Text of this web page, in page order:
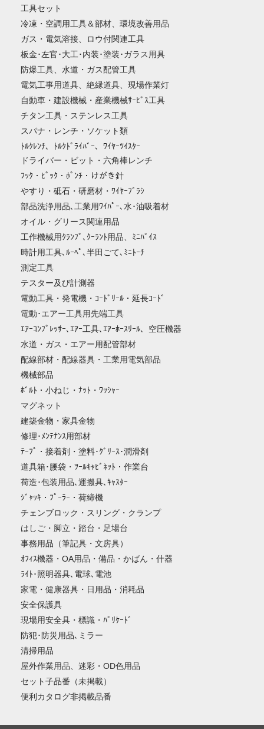
工具セット
冷凍・空調用工具＆部材、環境改善用品
ガス・電気溶接、ロウ付関連工具
板金･左官･大工･内装･塗装･ガラス用具
防爆工具、水道・ガス配管工具
電気工事用道具、絶縁道具、現場作業灯
自動車・建設機械・産業機械ｻｰﾋﾞｽ工具
チタン工具・ステンレス工具
スパナ・レンチ・ソケット類
ﾄﾙｸﾚﾝﾁ、ﾄﾙｸﾄﾞﾗｲﾊﾞｰ、ﾜｲﾔｰﾂｲｽﾀｰ
ドライバー・ビット・六角棒レンチ
ﾌｯｸ・ﾋﾟｯｸ・ﾎﾟﾝﾁ・けがき針
やすり・砥石・研磨材・ﾜｲﾔｰﾌﾞﾗｼ
部品洗浄用品､工業用ﾜｲﾊﾟｰ､水･油吸着材
オイル・グリース関連用品
工作機械用ｸﾗﾝﾌﾟ､ｸｰﾗﾝﾄ用品、ﾐﾆﾊﾞｲｽ
時計用工具､ﾙｰﾍﾟ､半田ごて､ﾐﾆﾄｰﾁ
測定工具
テスター及び計測器
電動工具・発電機・ｺｰﾄﾞﾘｰﾙ・延長ｺｰﾄﾞ
電動･エアー工具用先端工具
ｴｱｰｺﾝﾌﾟﾚｯｻｰ､ｴｱｰ工具､ｴｱｰﾎｰｽﾘｰﾙ、空圧機器
水道・ガス・エアー用配管部材
配線部材・配線器具・工業用電気部品
機械部品
ﾎﾞﾙﾄ・小ねじ・ﾅｯﾄ・ﾜｯｼｬｰ
マグネット
建築金物・家具金物
修理･ﾒﾝﾃﾅﾝｽ用部材
ﾃｰﾌﾟ・接着剤・塗料･ｸﾞﾘｰｽ･潤滑剤
道具箱･腰袋・ﾂｰﾙｷｬﾋﾞﾈｯﾄ・作業台
荷造･包装用品､運搬具､ｷｬｽﾀｰ
ｼﾞｬｯｷ・ﾌﾟｰﾗｰ・荷締機
チェンブロック・スリング・クランプ
はしご・脚立・踏台・足場台
事務用品（筆記具・文房具）
ｵﾌｨｽ機器・OA用品・備品・かばん・什器
ﾗｲﾄ･照明器具､電球､電池
家電・健康器具・日用品・消耗品
安全保護具
現場用安全具・標識・ﾊﾞﾘｹｰﾄﾞ
防犯･防災用品､ミラー
清掃用品
屋外作業用品、迷彩・OD色用品
セット子品番（未掲載）
便利カタログ非掲載品番